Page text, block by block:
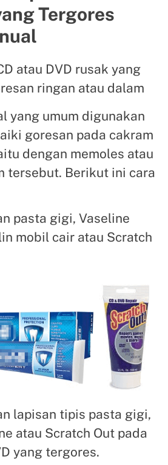
Tergores
atau DVD rusak yang
ringan atau dalam
yang umum digunakan
goresan pada cakram
dengan memoles atau
tersebut. Berikut ini cara
pasta gigi, Vaseline
mobil cair atau Scratch
lapisan tipis pasta gigi,
atau Scratch Out pada
yang tergores.